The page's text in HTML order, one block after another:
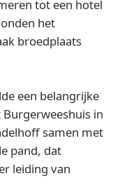
tot een hotel
het
broedplaats
een belangrijke
in
samen met
pand, dat
leiding van